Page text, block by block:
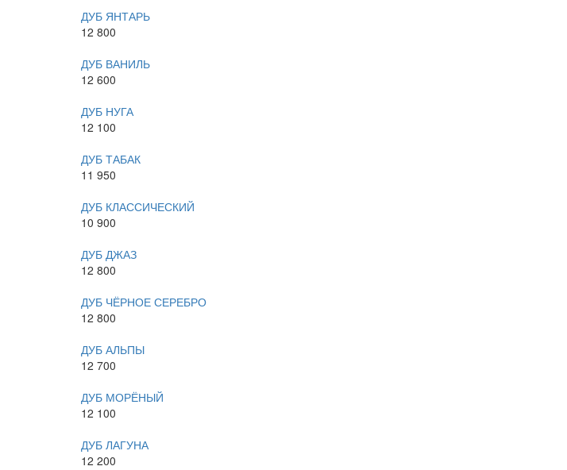
ДУБ ЯНТАРЬ
12 800
ДУБ ВАНИЛЬ
12 600
ДУБ НУГА
12 100
ДУБ ТАБАК
11 950
ДУБ КЛАССИЧЕСКИЙ
10 900
ДУБ ДЖАЗ
12 800
ДУБ ЧЁРНОЕ СЕРЕБРО
12 800
ДУБ АЛЬПЫ
12 700
ДУБ МОРЁНЫЙ
12 100
ДУБ ЛАГУНА
12 200